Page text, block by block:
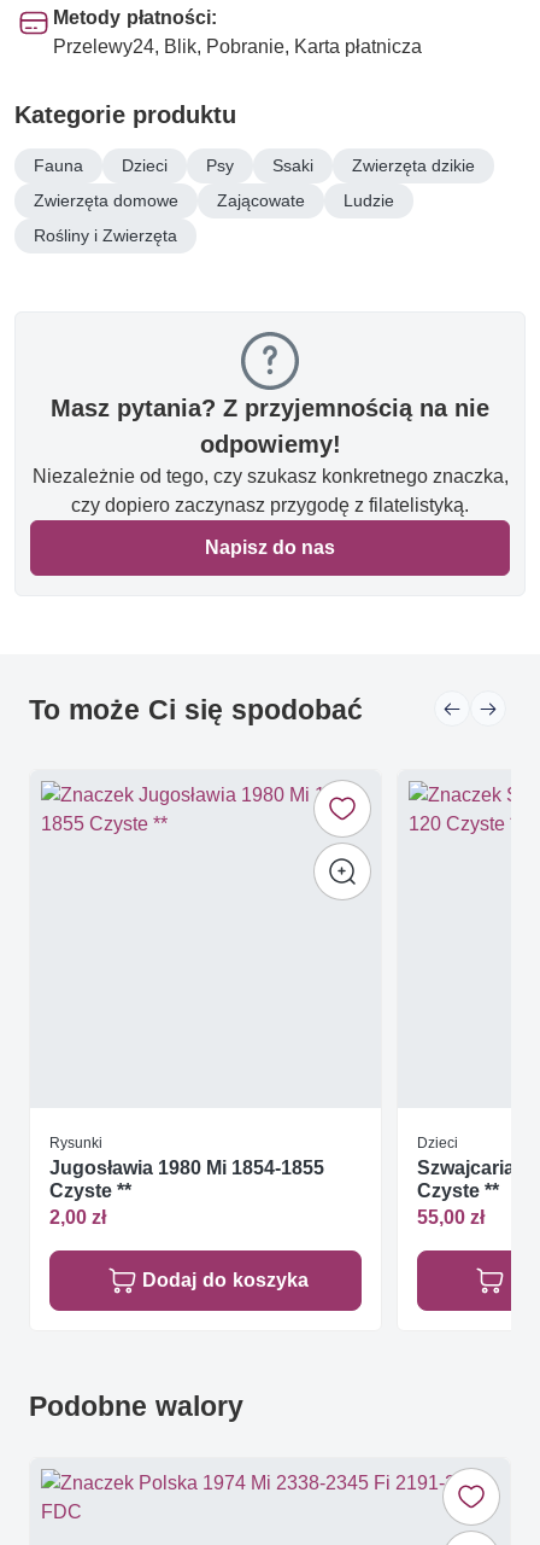
Metody płatności:
Przelewy24, Blik, Pobranie, Karta płatnicza
Kategorie produktu
Fauna Dzieci Psy Ssaki
Zwierzęta dzikie
Zwierzęta domowe
Zającowate
Ludzie
Rośliny i Zwierzęta
Masz pytania? Z przyjemnością na nie
odpowiemy!
Niezależnie od tego, czy szukasz konkretnego znaczka,
czy dopiero zaczynasz przygodę z filatelistyką.
Napisz do nas
To może Ci się spodobać
Rysunki
Jugosławia 1980 Mi 1854-1855
Czyste **
2,00 zł
Dodaj do koszyka
Dzieci
Szwajcaria
Czyste **
55,00 zł
Podobne walory